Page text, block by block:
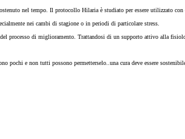
nel tempo. Il protocollo Hilaria è studiato per essere utilizzato
nei cambi di stagione o in periodi di particolare stress.
processo di miglioramento. Trattandosi di un supporto attivo alla
pochi e non tutti possono permetterselo..una cura deve essere